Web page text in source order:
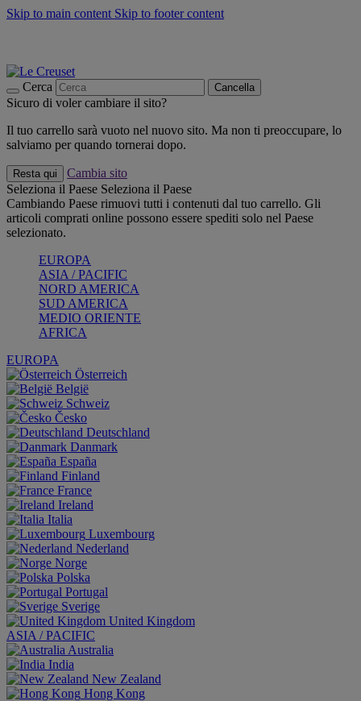
Skip to main content Skip to footer content
Cerca Cancella
Sicuro di voler cambiare il sito?
Il tuo carrello sarà vuoto nel nuovo sito. Ma non ti preoccupare, lo
salviamo per quando tornerai dopo.
Resta qui
Cambia sito
Seleziona il Paese Seleziona il Paese
Cambiando Paese rimuovi tutti i contenuti dal tuo carrello. Gli
articoli comprati online possono essere spediti solo nel Paese
selezionato.
EUROPA
ASIA / PACIFIC
NORD AMERICA
SUD AMERICA
MEDIO ORIENTE
AFRICA
EUROPA
Österreich
België
Schweiz
Česko
Deutschland
Danmark
España
Finland
France
Ireland
Italia
Luxembourg
Nederland
Norge
Polska
Portugal
Sverige
United Kingdom
ASIA / PACIFIC
Australia
India
New Zealand
Hong Kong